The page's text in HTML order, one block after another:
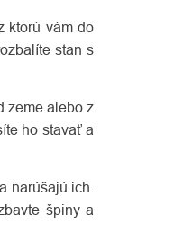
ktorú vám do
stan s
zeme alebo z
ho stavať a
narúšajú ich.
špiny a